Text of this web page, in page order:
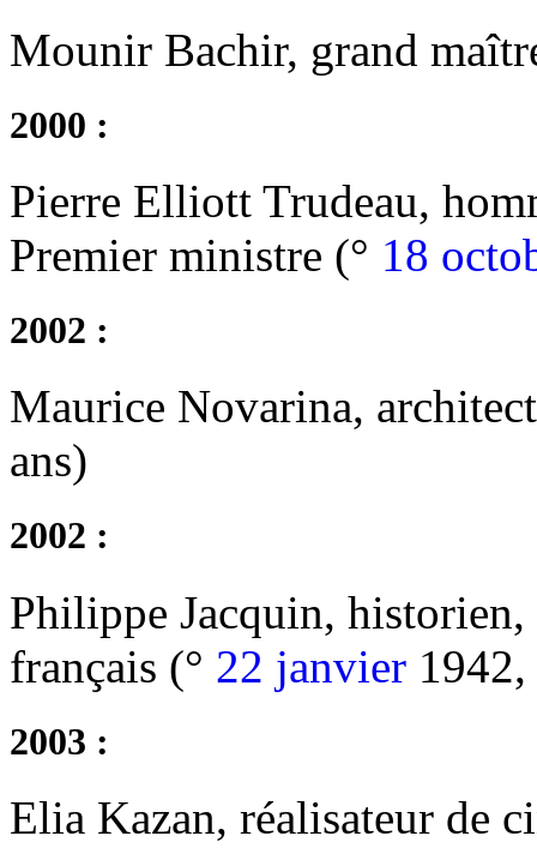
Mounir Bachir, grand
2000 :
Pierre Elliott Trudeau,
Premier ministre (° 18
2002 :
Maurice Novarina,
ans)
2002 :
Philippe Jacquin,
français (° 22 janvier
2003 :
Elia Kazan, réalisateur de